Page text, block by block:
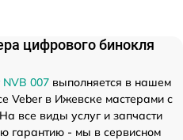
цифрового бинокля
NVB 007 выполняется в нашем
Veber в Ижевске мастерами с
все виды услуг и запчасти
гарантию - мы в сервисном